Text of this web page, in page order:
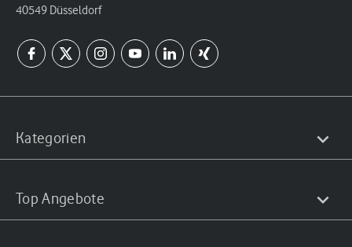
40549 Düsseldorf
Kategorien
Top Angebote